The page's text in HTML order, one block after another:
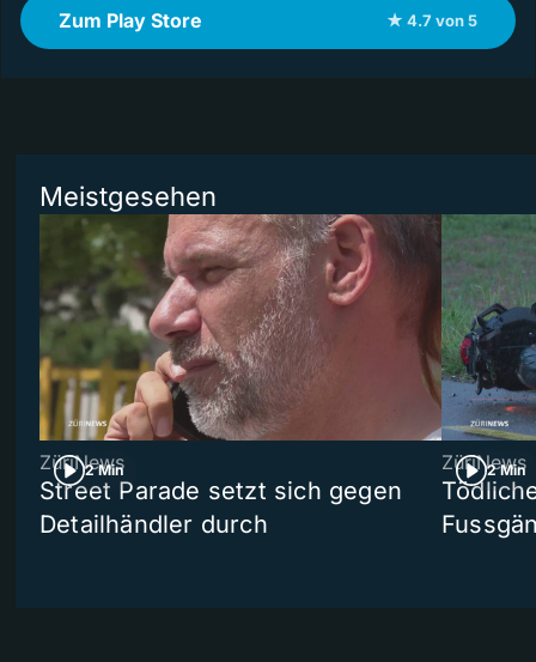
Zum Play Store ★ 4.7 von 5
Meistgesehen
2 Min
ZüriNews
Street Parade setzt sich gegen
Detailhändler durch
2 Min
ZüriNews